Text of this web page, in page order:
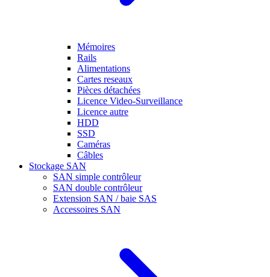
Mémoires
Rails
Alimentations
Cartes reseaux
Pièces détachées
Licence Video-Surveillance
Licence autre
HDD
SSD
Caméras
Câbles
Stockage SAN
SAN simple contrôleur
SAN double contrôleur
Extension SAN / baie SAS
Accessoires SAN